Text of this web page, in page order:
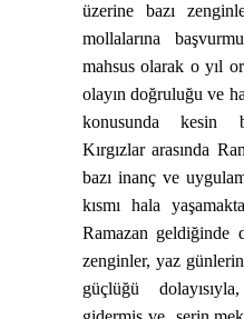
üzerine bazı
mollalarına
mahsus olarak o yıl
olayın doğruluğu ve
konusunda kesin
Kırgızlar arasında
bazı inanç ve
kısmı hala
Ramazan geldiğinde
zenginler, yaz
güçlüğü